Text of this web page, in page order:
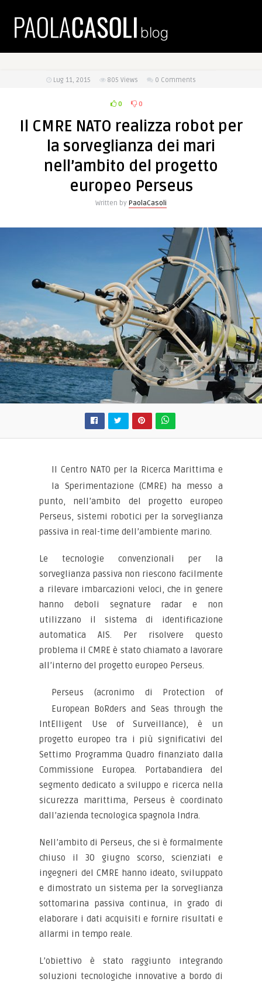
Lug 11, 2015 805 Views 0 Comments
0 0
Il CMRE NATO realizza robot per
la sorveglianza dei mari
nell’ambito del progetto
europeo Perseus
Written by PaolaCasoli
Il Centro NATO per la Ricerca Marittima e
la Sperimentazione (CMRE) ha messo a
punto, nell’ambito del progetto europeo
Perseus, sistemi robotici per la sorveglianza
passiva in real-time dell’ambiente marino.
Le tecnologie convenzionali per la
sorveglianza passiva non riescono facilmente
a rilevare imbarcazioni veloci, che in genere
hanno deboli segnature radar e non
utilizzano il sistema di identificazione
automatica AIS. Per risolvere questo
problema il CMRE è stato chiamato a lavorare
all’interno del progetto europeo Perseus.
Perseus (acronimo di Protection of
European BoRders and Seas through the
IntElligent Use of Surveillance), è un
progetto europeo tra i più significativi del
Settimo Programma Quadro finanziato dalla
Commissione Europea. Portabandiera del
segmento dedicato a sviluppo e ricerca nella
sicurezza marittima, Perseus è coordinato
dall’azienda tecnologica spagnola Indra.
Nell’ambito di Perseus, che si è formalmente
chiuso il 30 giugno scorso, scienziati e
ingegneri del CMRE hanno ideato, sviluppato
e dimostrato un sistema per la sorveglianza
sottomarina passiva continua, in grado di
elaborare i dati acquisiti e fornire risultati e
allarmi in tempo reale.
L’obiettivo è stato raggiunto integrando
soluzioni tecnologiche innovative a bordo di